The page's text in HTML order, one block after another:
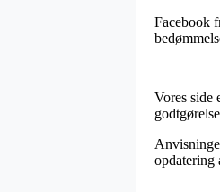
Facebook
Vores side
opdatering